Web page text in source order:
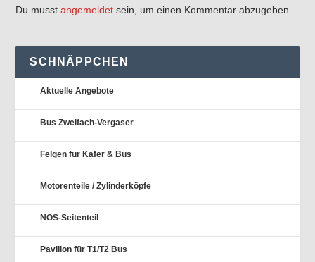
Du musstangemeldet sein, um einen Kommentar abzugeben.
SCHNÄPPCHEN
Aktuelle Angebote
Bus Zweifach-Vergaser
Felgen für Käfer & Bus
Motorenteile / Zylinderköpfe
NOS-Seitenteil
Pavillon für T1/T2 Bus